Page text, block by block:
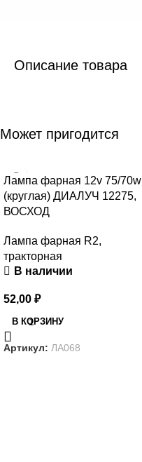
Описание товара
Может пригодится
Лампа фарная 12v 75/70w
(круглая) ДИАЛУЧ 12275,
ВОСХОД
Лампа фарная R2,
тракторная
В наличии
52,00 ₽
В КОРЗИНУ
Артикул: ЛА068